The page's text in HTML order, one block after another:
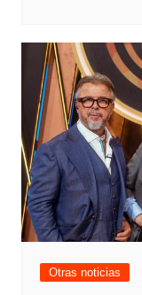
Otras noticias